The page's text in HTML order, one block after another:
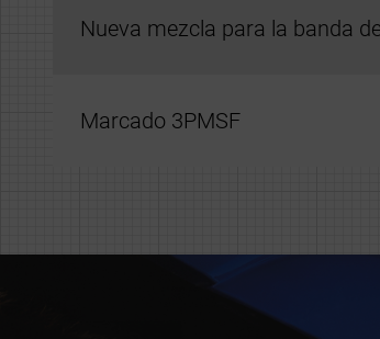
Nueva mezcla para la banda
Marcado 3PMSF